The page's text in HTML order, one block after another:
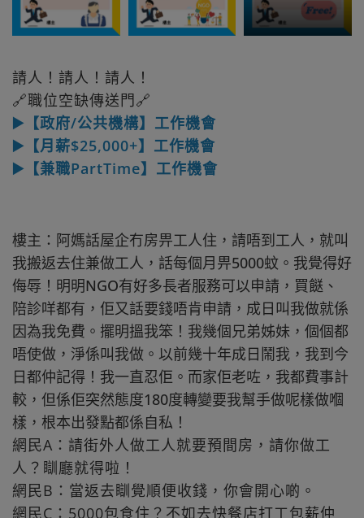
請人！請人！請人！
🔗職位空缺傳送門🔗
▶️【政府/公共機構】工作機會
▶️【月薪$25,000+】工作機會
▶️【兼職PartTime】工作機會
樓主：阿媽話屋企冇房畀工人住，請唔到工人，就叫
我搬返去住兼做工人，話每個月畀5000蚊。我覺得好
侮辱！明明NGO有好多長者服務可以申請，買餸、
陪診咩都有，佢又話要錢唔肯申請，成日叫我做就係
因為我免費。擺明搵我笨！我幾個兄弟姊妹，個個都
唔使做，淨係叫我做。以前幾十年成日鬧我，我到今
日都仲記得！我一直忍佢。而家佢老咗，我都費事計
較，但係佢突然態度180度轉變要我幫手做呢樣做嗰
樣，根本出發點都係自私！
網民A：請街外人做工人就要預間房，請你做工
人？瞓廳就得啦！
網民B：當返去瞓覺順便收錢，你會開心啲。
網民C：5000包食住？不如去快餐店打工包薪仲